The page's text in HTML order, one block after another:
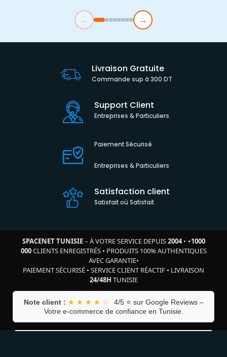
← →
Livraison Gratuite
Commande sup à 300 DT
Support Client
Entreprises & Particuliers
Paiement Sécurisé
Entreprises & Particuliers
Satisfaction client
Satisfait où Satisfait
SPACENET TUNISIE– À VOTRE SERVICE DEPUIS2004• +1000
000CLIENTS ENREGISTRÉS• PRODUITS 100% AUTHENTIQUES
AVEC GARANTIE•
PAIEMENT SÉCURISÉ • SERVICE CLIENT RÉACTIF • LIVRAISON
24/48H TUNISIE
Note client : ★ ★ ★ ★ ☆
4/5 ⭐ sur Google Reviews –
Votre e-commerce de confiance en Tunisie.